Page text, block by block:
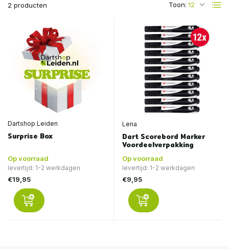
2 producten Toon:
Dartshop Leiden
Surprise Box
Op voorraad
levertijd: 1-2 werkdagen
€19,95
Lena
Dart Scorebord Marker
Voordeelverpakking
Op voorraad
levertijd: 1-2 werkdagen
€9,95